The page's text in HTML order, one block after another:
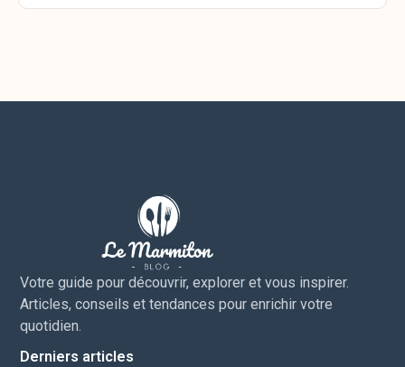
Votre guide pour découvrir, explorer et vous inspirer.
Articles, conseils et tendances pour enrichir votre
quotidien.
Derniers articles